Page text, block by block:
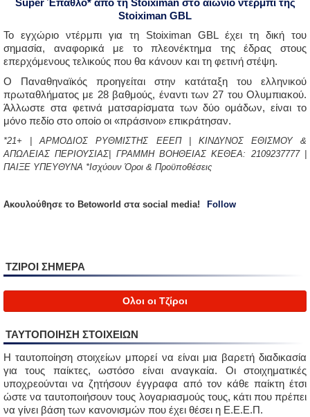
Stoiximan GBL
Το εγχώριο ντέρμπι για τη Stoiximan GBL έχει τη δική του
σημασία, αναφορικά με το πλεονέκτημα της έδρας στους
επερχόμενους τελικούς που θα κάνουν και τη φετινή στέψη.
Ο Παναθηναϊκός προηγείται στην κατάταξη του ελληνικού
πρωταθλήματος με 28 βαθμούς, έναντι των 27 του Ολυμπιακού.
Άλλωστε στα φετινά ματσαρίσματα των δύο ομάδων, είναι το
μόνο πεδίο στο οποίο οι «πράσινοι» επικράτησαν.
*21+ | ΑΡΜΟΔΙΟΣ ΡΥΘΜΙΣΤΗΣ ΕΕΕΠ | ΚΙΝΔΥΝΟΣ ΕΘΙΣΜΟΥ &
ΑΠΩΛΕΙΑΣ ΠΕΡΙΟΥΣΙΑΣ| ΓΡΑΜΜΗ ΒΟΗΘΕΙΑΣ ΚΕΘΕΑ: 2109237777 |
ΠΑΙΞΕ ΥΠΕΥΘΥΝΑ *Ισχύουν Όροι & Προϋποθέσεις
Aκουλούθησε το Betoworld στα social media! Follow
ΤΖΙΡΟΙ ΣΗΜΕΡΑ
Ολοι οι Τζίροι
ΤΑΥΤΟΠΟΙΗΣΗ ΣΤΟΙΧΕΙΩΝ
Η ταυτοποίηση στοιχείων μπορεί να είναι μια βαρετή διαδικασία
για τους παίκτες, ωστόσο είναι αναγκαία. Οι στοιχηματικές
υποχρεούνται να ζητήσουν έγγραφα από τον κάθε παίκτη έτσι
ώστε να ταυτοποιήσουν τους λογαριασμούς τους, κάτι που πρέπει
να γίνει βάση των κανονισμών που έχει θέσει η Ε.Ε.Ε.Π.